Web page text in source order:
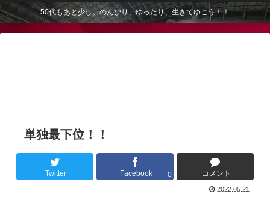
50代もあと少し。のんびり、ゆったり、生きてゆこう！！
単独最下位！！
Twitter Facebook 0 コメント
2022.05.21